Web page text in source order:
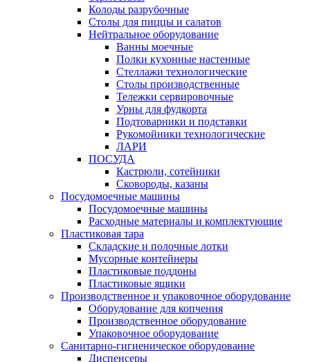
Колоды разрубочные
Столы для пиццы и салатов
Нейтральное оборудование
Ванны моечные
Полки кухонные настенные
Стеллажи технологические
Столы производственные
Тележки сервировочные
Урны для фудкорта
Подтоварники и подставки
Рукомойники технологические
ЛАРИ
ПОСУДА
Кастрюли, сотейники
Сковороды, казаны
Посудомоечные машины
Посудомоечные машины
Расходные материалы и комплектующие
Пластиковая тара
Складские и полочные лотки
Мусорные контейнеры
Пластиковые поддоны
Пластиковые ящики
Производственное и упаковочное оборудование
Оборудование для копчения
Производственное оборудование
Упаковочное оборудование
Санитарно-гигиеническое оборудование
Диспенсеры